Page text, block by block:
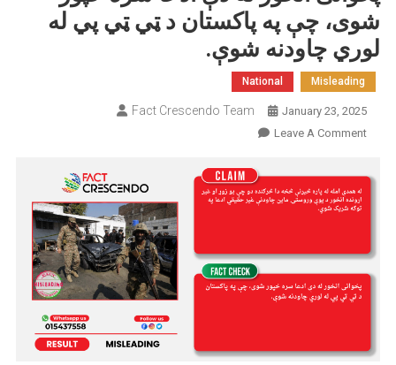
شوی، چې په پاکستان د ټي ټي پي له
لوري چاودنه شوې.
Misleading
National
January 23, 2025
Fact Crescendo Team
Leave A Comment
On
انځور
له
سره
خپور
شوی،
پاکستان